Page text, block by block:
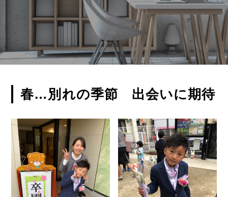
ABOUT 私たちについて
- 会社概要
FOOD 飲食部門
- ル・カフェニシハラ
- 四季即贅喰
春…別れの季節 出会いに期待